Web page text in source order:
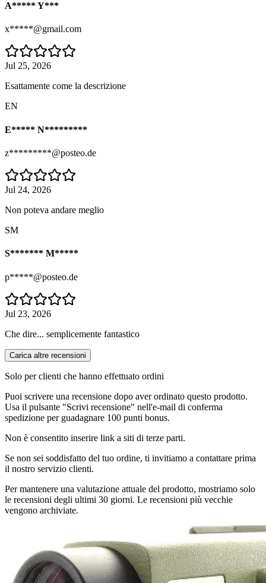
A***** Y***
x*****@gmail.com
Jul 25, 2026
Esattamente come la descrizione
EN
E***** N*********
z*********@posteo.de
Jul 24, 2026
Non poteva andare meglio
SM
S******* M*****
p*****@posteo.de
Jul 23, 2026
Che dire... semplicemente fantastico
Carica altre recensioni
Solo per clienti che hanno effettuato ordini
Puoi scrivere una recensione dopo aver ordinato questo prodotto.
Usa il pulsante "Scrivi recensione" nell'e-mail di conferma
spedizione per guadagnare 100 punti bonus.
Non è consentito inserire link a siti di terze parti.
Se non sei soddisfatto del tuo ordine, ti invitiamo a contattare prima
il nostro servizio clienti.
Per mantenere una valutazione attuale del prodotto, mostriamo solo
le recensioni degli ultimi 30 giorni. Le recensioni più vecchie
vengono archiviate.